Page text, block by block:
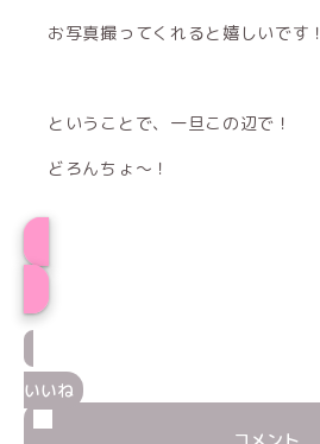
お写真撮ってくれると嬉しいです！
ということで、一旦この辺で！
どろんちょ〜！
いいね